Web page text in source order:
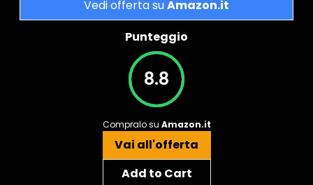
Vedi offerta suAmazon.it
Punteggio
8.8
Compralo su Amazon.it
Vai all'offerta
Add to Cart